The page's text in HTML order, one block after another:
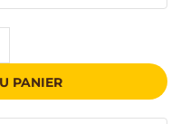
PANIER